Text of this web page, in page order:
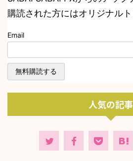
購読された方にはオリジナル
Email
人気の記事